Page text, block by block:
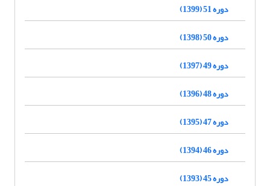
دوره 51 (1399)
دوره 50 (1398)
دوره 49 (1397)
دوره 48 (1396)
دوره 47 (1395)
دوره 46 (1394)
دوره 45 (1393)